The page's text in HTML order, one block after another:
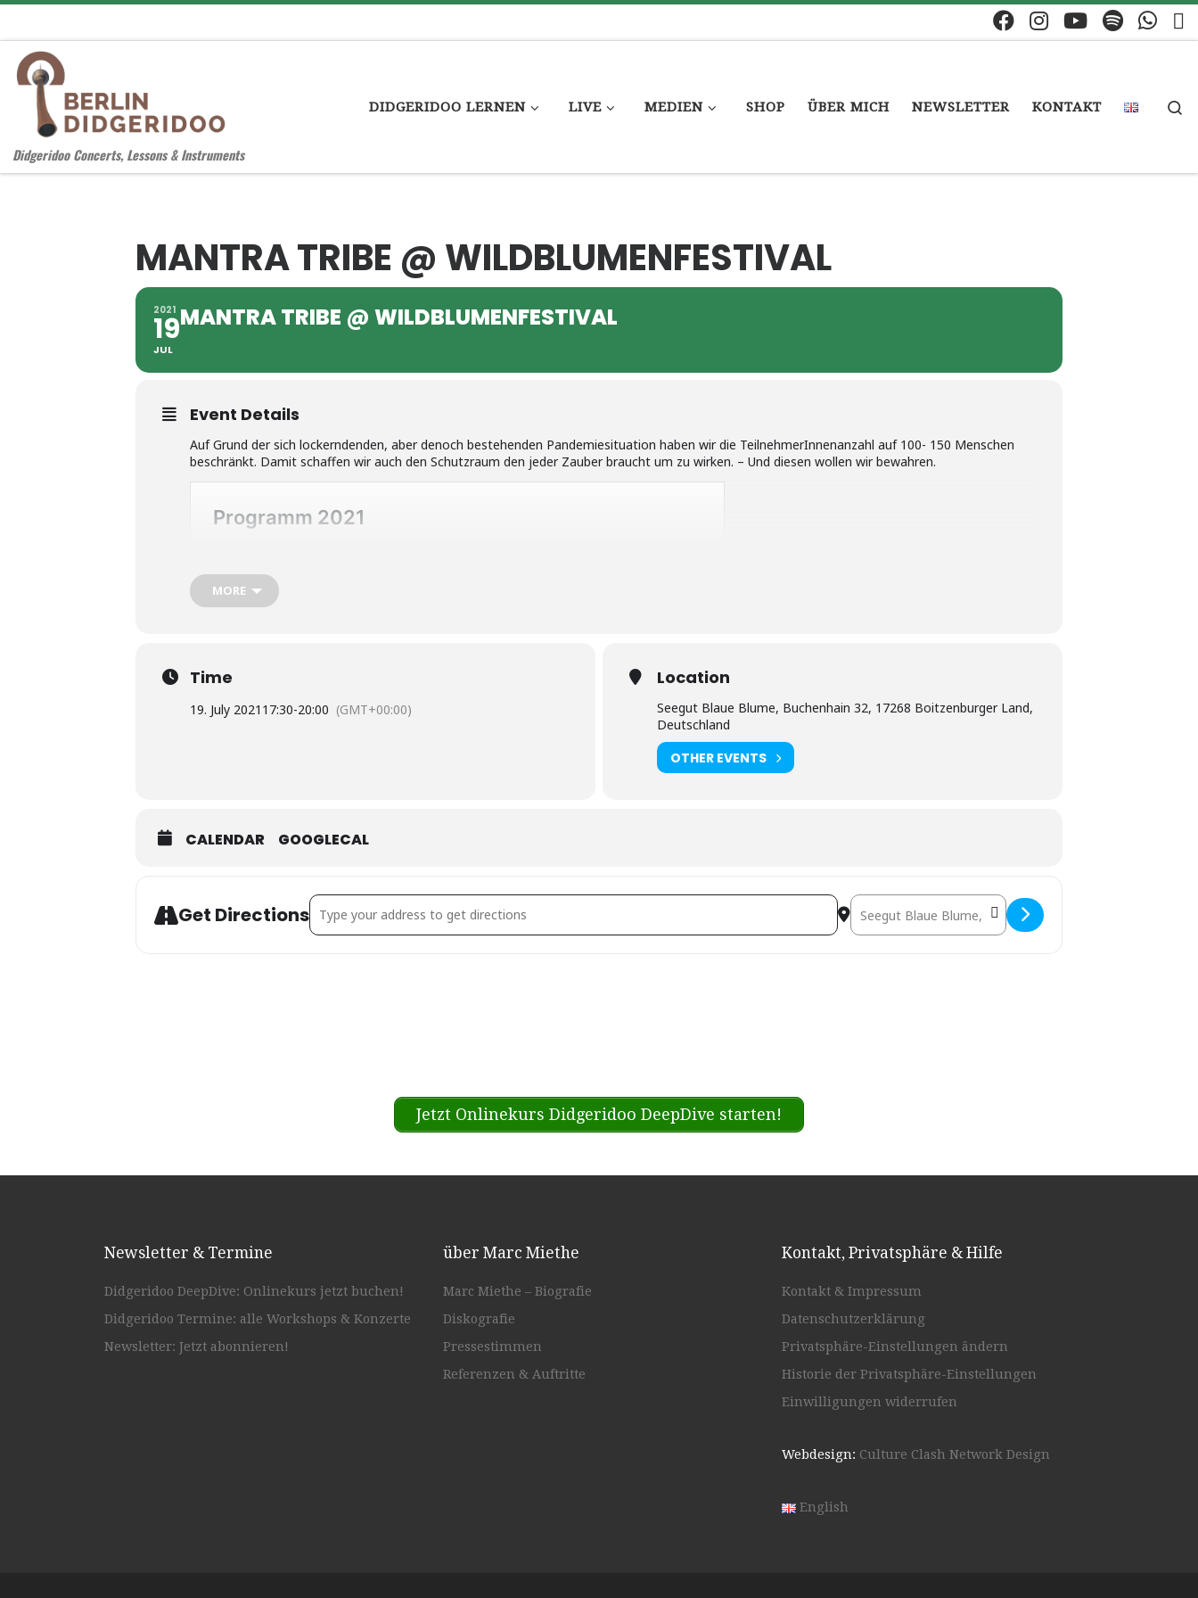
Didgeridoo Concerts, Lessons & Instruments
DIDGERIDOO LERNEN LIVE MEDIEN SHOP ÜBER MICH NEWSLETTER KONTAKT
MANTRA TRIBE @ WILDBLUMENFESTIVAL
2021
19
JUL
MANTRA TRIBE @ WILDBLUMENFESTIVAL
Event Details
Auf Grund der sich lockerndenden, aber denoch bestehenden Pandemiesituation haben wir die TeilnehmerInnenanzahl auf 100- 150 Menschen
beschränkt. Damit schaffen wir auch den Schutzraum den jeder Zauber braucht um zu wirken. – Und diesen wollen wir bewahren.
MORE
Time
19. July 2021 17:30-20:00 (GMT+00:00)
Location
Seegut Blaue Blume, Buchenhain 32, 17268 Boitzenburger Land,
Deutschland
OTHER EVENTS
CALENDAR GOOGLECAL
Get DirectionsAddress - Mantra Tribe @ Wildblumenfestival [jaI0UzYdR] Destination Address - Mantra Tribe @
Jetzt Onlinekurs Didgeridoo DeepDive starten!
Newsletter & Termine
Didgeridoo DeepDive: Onlinekurs jetzt buchen!
Didgeridoo Termine: alle Workshops & Konzerte
Newsletter: Jetzt abonnieren!
über Marc Miethe
Marc Miethe – Biografie
Diskografie
Pressestimmen
Referenzen & Auftritte
Kontakt, Privatsphäre & Hilfe
Kontakt & Impressum
Datenschutzerklärung
Privatsphäre-Einstellungen ändern
Historie der Privatsphäre-Einstellungen
Einwilligungen widerrufen
Webdesign: Culture Clash Network Design
English